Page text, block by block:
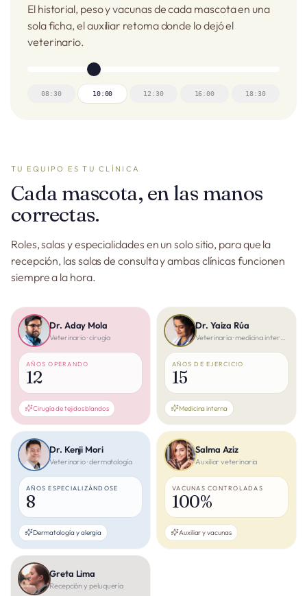
El historial, peso y vacunas de cada mascota en una
sola ficha, el auxiliar retoma donde lo dejó el
veterinario.
08:30 10:00 12:30 16:00 18:30
TU EQUIPO ES TU CLÍNICA
Cada mascota, en las manos
correctas.
Roles, salas y especialidades en un solo sitio, para que la
recepción, las salas de consulta y ambas clínicas funcionen
siempre a la hora.
Dr. Aday Mola
Veterinario · cirugía
AÑOS OPERANDO
12
Cirugía de tejidos blandos
Dr. Yaiza Rúa
AÑOS DE EJERCICIO
15
Medicina interna
Dr. Kenji Mori
Veterinario · dermatología
AÑOS ESPECIALIZÁNDOSE
8
Dermatología y alergia
Salma Aziz
Auxiliar veterinaria
VACUNAS CONTROLADAS
100%
Auxiliar y vacunas
Greta Lima
Recepción y peluquería